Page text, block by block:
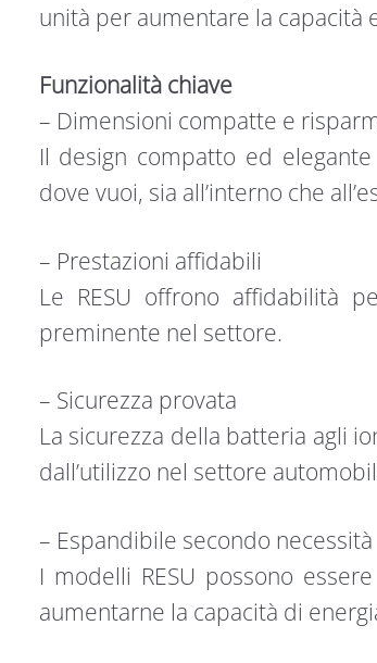
unità per aumentare la capacità
Funzionalità chiave
– Dimensioni compatte e
Il design compatto ed
dove vuoi, sia all’interno che
– Prestazioni affidabili
Le RESU offrono affidabilità
preminente nel settore.
– Sicurezza provata
La sicurezza della batteria agli
dall’utilizzo nel settore
– Espandibile secondo necessità
I modelli RESU possono
aumentarne la capacità di